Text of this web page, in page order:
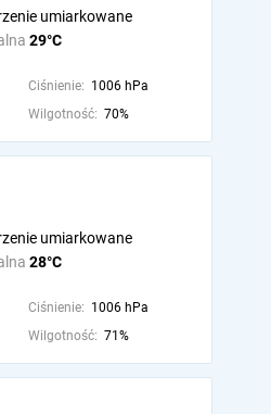
29°C
umiarkowane
Ciśnienie: 1006 hPa
Wilgotność: 70%
28°C
umiarkowane
Ciśnienie: 1006 hPa
Wilgotność: 71%